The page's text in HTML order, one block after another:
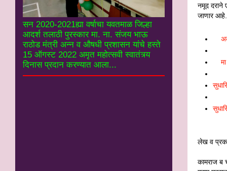
नमूद दराने
जाणार आहे.
लेख व
कामराज
सन 2020-2021ह्या वर्षाचा यवतमाळ जिल्हा
आदर्श तलाठी पुरस्कार मा. ना. संजय भाऊ
राठोड मंत्री अन्न व औषधी प्रशासन यांचे हस्ते
15 ऑगस्ट 2022 अमृत महोत्सवी स्वातंत्र्य
दिनास प्रदान करण्यात आला...